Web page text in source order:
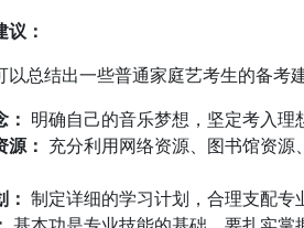
：
总结出一些普通家庭艺考生的备考
明确自己的音乐梦想，坚定考入理
： 充分利用网络资源、图书馆资
制定详细的学习计划，合理支配专